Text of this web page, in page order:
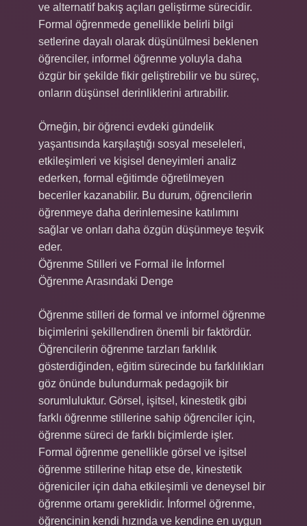
ve alternatif bakış açıları geliştirme sürecidir.
Formal öğrenmede genellikle belirli bilgi
setlerine dayalı olarak düşünülmesi beklenen
öğrenciler, informel öğrenme yoluyla daha
özgür bir şekilde fikir geliştirebilir ve bu süreç,
onların düşünsel derinliklerini artırabilir.
Örneğin, bir öğrenci evdeki gündelik
yaşantısında karşılaştığı sosyal meseleleri,
etkileşimleri ve kişisel deneyimleri analiz
ederken, formal eğitimde öğretilmeyen
beceriler kazanabilir. Bu durum, öğrencilerin
öğrenmeye daha derinlemesine katılımını
sağlar ve onları daha özgün düşünmeye teşvik
eder.
Öğrenme Stilleri ve Formal ile İnformel
Öğrenme Arasındaki Denge
Öğrenme stilleri de formal ve informel öğrenme
biçimlerini şekillendiren önemli bir faktördür.
Öğrencilerin öğrenme tarzları farklılık
gösterdiğinden, eğitim sürecinde bu farklılıkları
göz önünde bulundurmak pedagojik bir
sorumluluktur. Görsel, işitsel, kinestetik gibi
farklı öğrenme stillerine sahip öğrenciler için,
öğrenme süreci de farklı biçimlerde işler.
Formal öğrenme genellikle görsel ve işitsel
öğrenme stillerine hitap etse de, kinestetik
öğreniciler için daha etkileşimli ve deneysel bir
öğrenme ortamı gereklidir. İnformel öğrenme,
öğrencinin kendi hızında ve kendine en uygun